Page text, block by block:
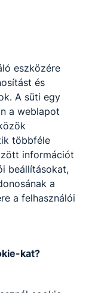
eszközére
és
A süti egy
a weblapot
többféle
információt
beállításokat,
a
a felhasználói
kat?